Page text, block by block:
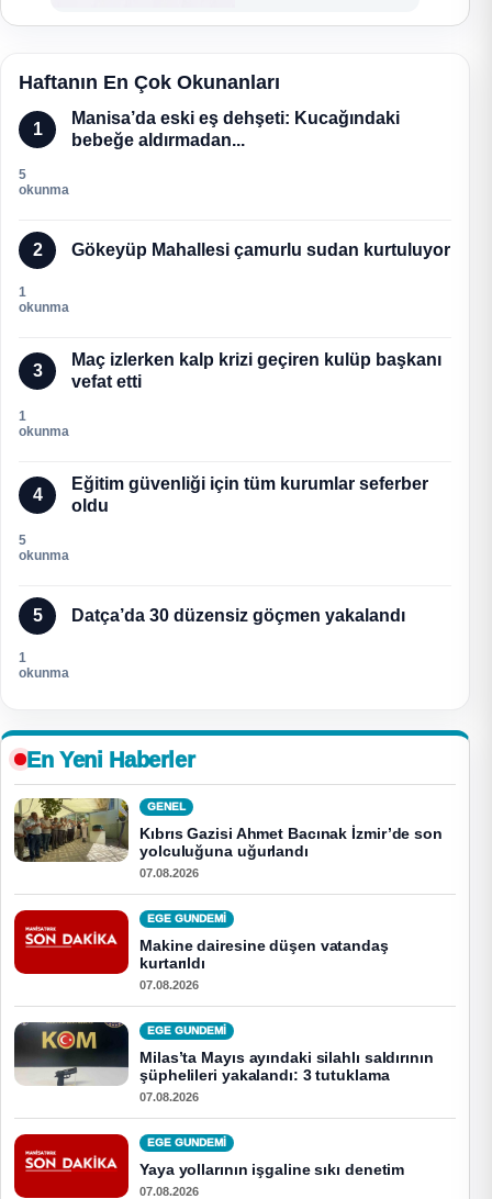
Haftanın En Çok Okunanları
1
Manisa’da eski eş dehşeti: Kucağındaki
bebeğe aldırmadan...
5
okunma
2 Gökeyüp Mahallesi çamurlu sudan kurtuluyor
1
okunma
3
Maç izlerken kalp krizi geçiren kulüp başkanı
vefat etti
1
okunma
4
Eğitim güvenliği için tüm kurumlar seferber
oldu
5
okunma
5 Datça’da 30 düzensiz göçmen yakalandı
1
okunma
En Yeni Haberler
GENEL
Kıbrıs Gazisi Ahmet Bacınak İzmir’de son
yolculuğuna uğurlandı
07.08.2026
EGE GUNDEMİ
Makine dairesine düşen vatandaş
kurtarıldı
07.08.2026
EGE GUNDEMİ
Milas’ta Mayıs ayındaki silahlı saldırının
şüphelileri yakalandı: 3 tutuklama
07.08.2026
EGE GUNDEMİ
Yaya yollarının işgaline sıkı denetim
07.08.2026